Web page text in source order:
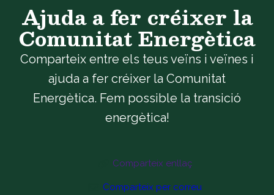
Ajuda a fer créixer la
Comunitat Energètica
Comparteix entre els teus veïns i veïnes i
ajuda a fer créixer la Comunitat
Energètica. Fem possible la transició
energètica!
Comparteix enllaç
Comparteix per correu